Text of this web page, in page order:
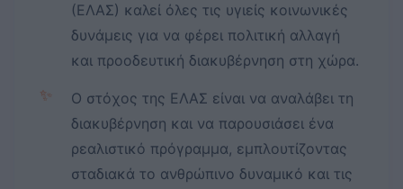
(ΕΛΑΣ) καλεί όλες τις υγιείς κοινωνικές
δυνάμεις για να φέρει πολιτική αλλαγή
και προοδευτική διακυβέρνηση στη χώρα.
✨
Ο στόχος της ΕΛΑΣ είναι να αναλάβει τη
διακυβέρνηση και να παρουσιάσει ένα
ρεαλιστικό πρόγραμμα, εμπλουτίζοντας
σταδιακά το ανθρώπινο δυναμικό και τις